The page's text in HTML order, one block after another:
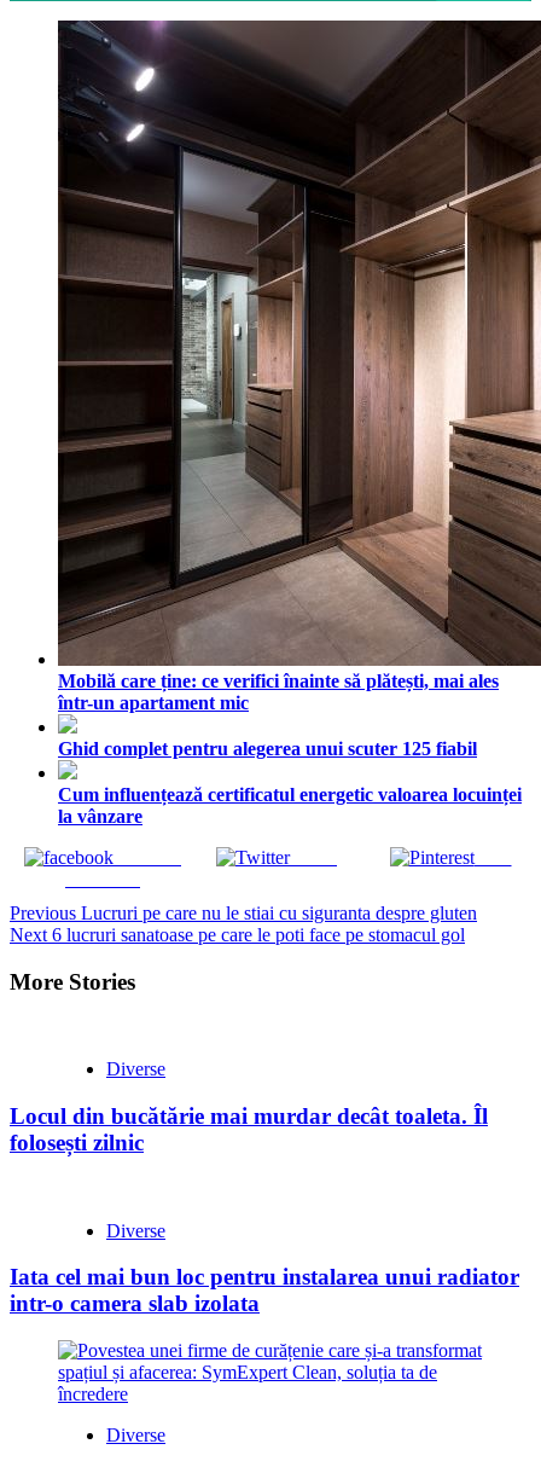
Mobilă care ține: ce verifici înainte să plătești, mai ales
într-un apartament mic
Ghid complet pentru alegerea unui scuter 125 fiabil
Cum influențează certificatul energetic valoarea locuinței
la vânzare
Tweet Save
Continue
Reading
Previous Lucruri pe care nu le stiai cu siguranta despre gluten
Next 6 lucruri sanatoase pe care le poti face pe stomacul gol
More Stories
Diverse
Locul din bucătărie mai murdar decât toaleta. Îl
folosești zilnic
Diverse
Iata cel mai bun loc pentru instalarea unui radiator
intr-o camera slab izolata
Diverse